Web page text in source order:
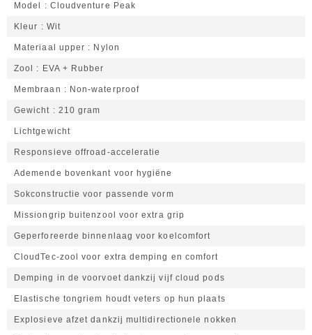
Model Cloudventure Peak
Kleur Wit
Materiaal upper Nylon
Zool EVA + Rubber
Membraan Non-waterproof
Gewicht 210 gram
Lichtgewicht
Responsieve offroad-acceleratie
Ademende bovenkant voor hygiëne
Sokconstructie voor passende vorm
Missiongrip buitenzool voor extra grip
Geperforeerde binnenlaag voor koelcomfort
CloudTec-zool voor extra demping en comfort
Demping in de voorvoet dankzij vijf cloud pods
Elastische tongriem houdt veters op hun plaats
Explosieve afzet dankzij multidirectionele nokken